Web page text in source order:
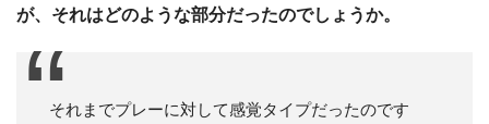
が、それはどのような部分だったのでしょうか。
それまでプレーに対して感覚タイプだったのです